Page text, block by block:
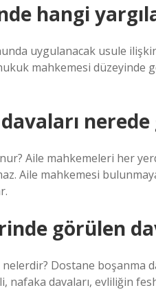
hangi
uygulanacak usule
mahkemesi
Aile mahkemeleri her
Aile mahkemesi
görülen
Dostane boşanma
davaları, evliliğin